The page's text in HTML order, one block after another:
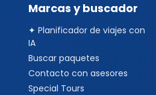
Marcas y buscador
✦ Planificador de viajes con
IA
Buscar paquetes
Contacto con asesores
Special Tours